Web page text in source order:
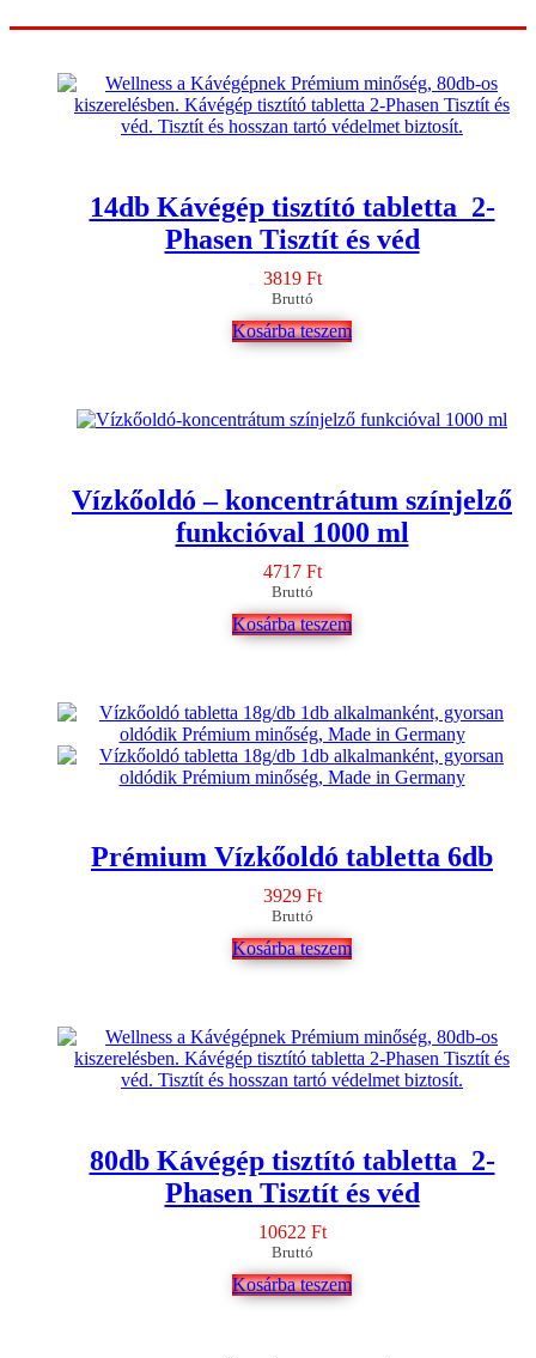
14db Kávégép tisztító tabletta 2-
Phasen Tisztít és véd
3819 Ft
Bruttó
Kosárba teszem
Vízkőoldó – koncentrátum színjelző
funkcióval 1000 ml
4717 Ft
Bruttó
Kosárba teszem
Prémium Vízkőoldó tabletta 6db
3929 Ft
Bruttó
Kosárba teszem
80db Kávégép tisztító tabletta 2-
Phasen Tisztít és véd
10622 Ft
Bruttó
Kosárba teszem